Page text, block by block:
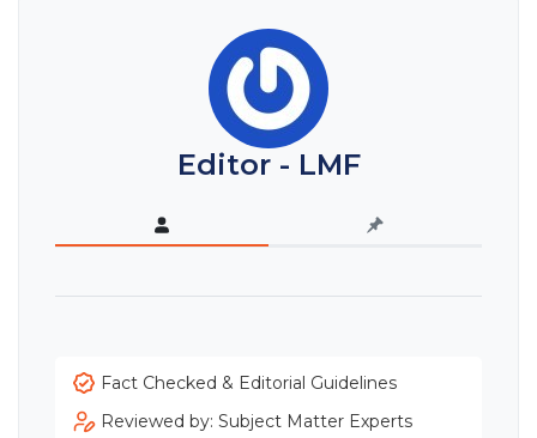
Editor - LMF
Fact Checked & Editorial Guidelines
Reviewed by: Subject Matter Experts